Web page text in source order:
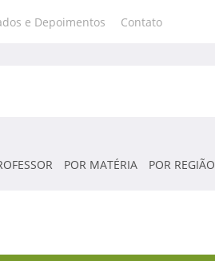
e Depoimentos Contato
POR MATÉRIA POR REGIÃO